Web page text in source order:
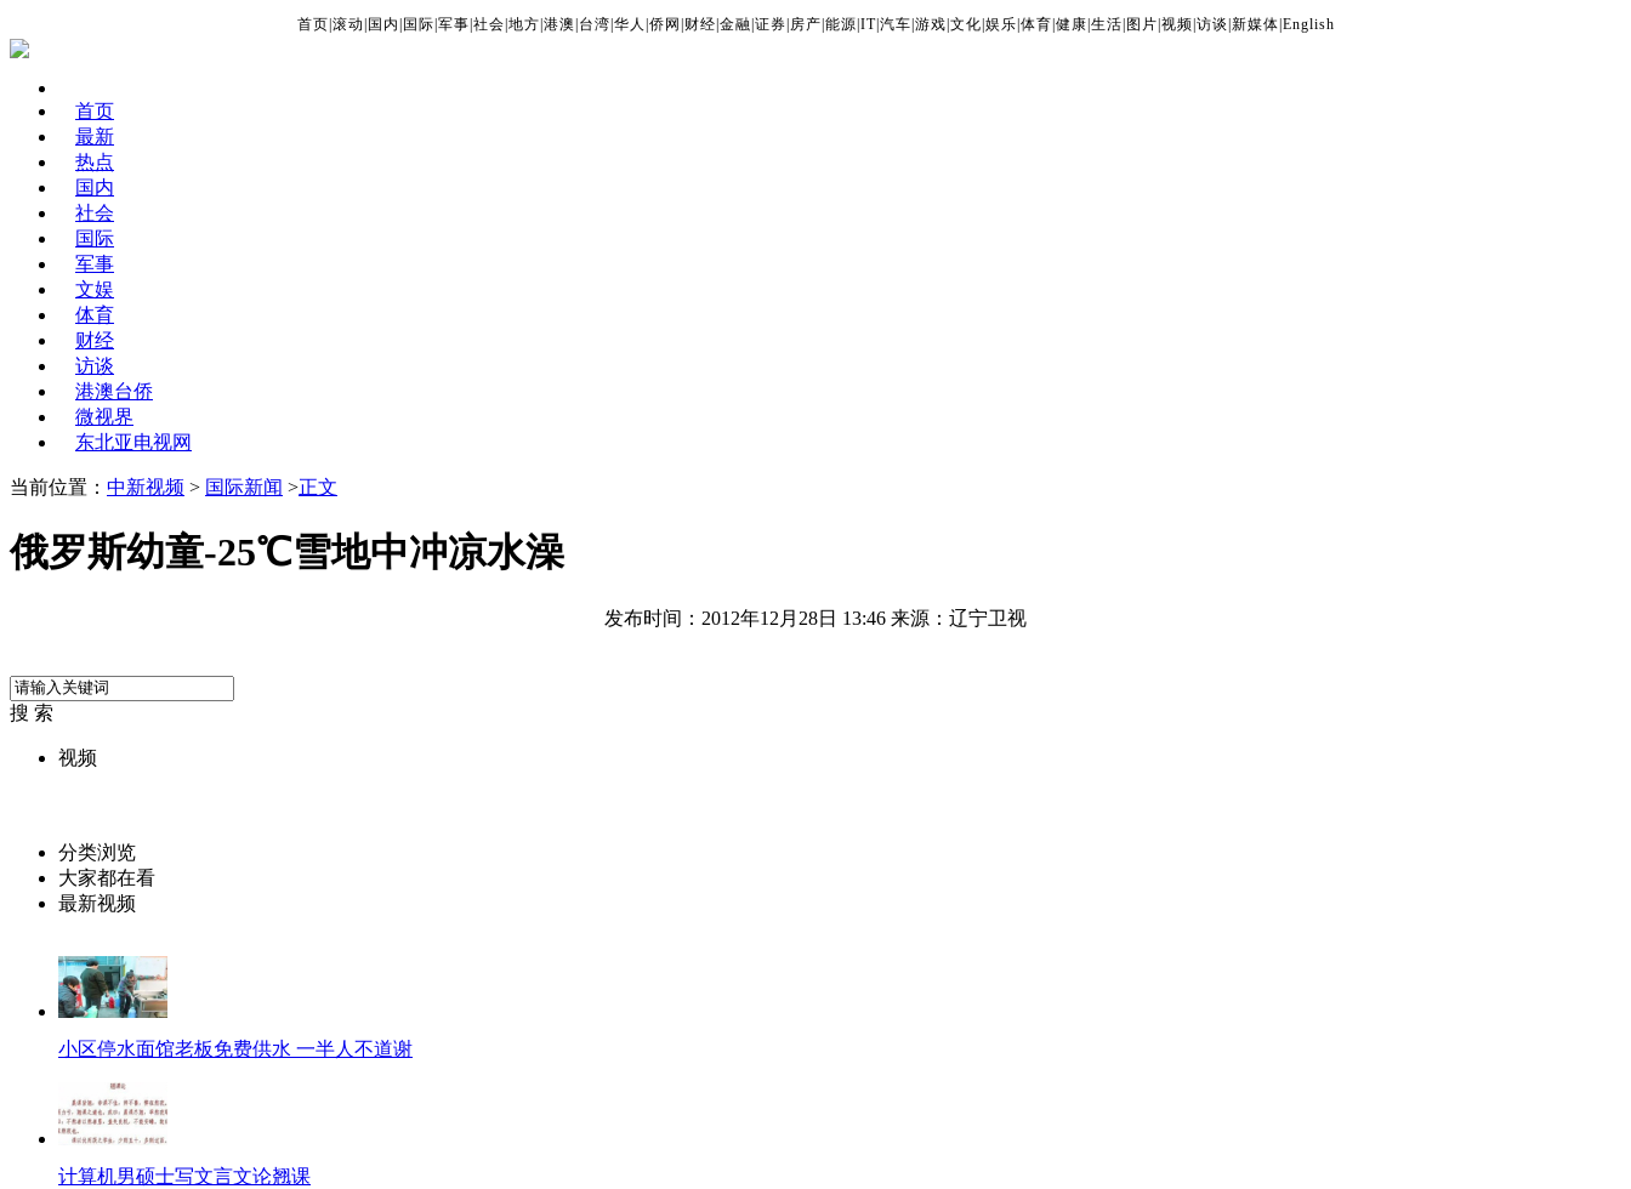
首页 滚动 国内 国际 军事 社会 地方 港澳 台湾 华人 侨网 财经 金融 证券 房产 能源 IT| 汽车 游戏 文化 娱乐 体育 健康 生活 图片 视频 访谈 新媒体 English
首页
最新
热点
国内
社会
国际
军事
文娱
体育
财经
访谈
港澳台侨
微视界
东北亚电视网
当前位置： 中新视频 > 国际新闻 >正文
俄罗斯幼童-25℃雪地中冲凉水澡
发布时间：2012年12月28日 13:46 来源：辽宁卫视
搜 索
视频
分类浏览
大家都在看
最新视频
小区停水面馆老板免费供水 一半人不道谢
计算机男硕士写文言文论翘课